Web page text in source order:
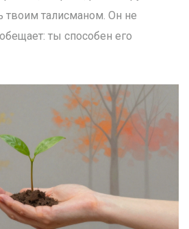
твоим талисманом. Он не
ты способен его